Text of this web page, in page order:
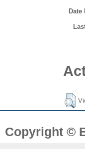
Date
Copyright ©